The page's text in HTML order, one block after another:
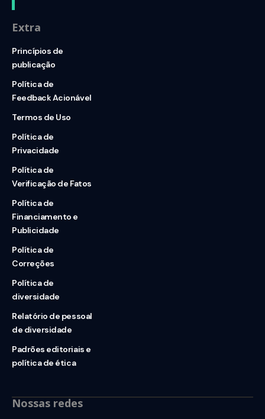
Extra
Princípios de
publicação
Política de
Feedback Acionável
Termos de Uso
Política de
Privacidade
Política de
Verificação de Fatos
Política de
Financiamento e
Publicidade
Política de
Correções
Política de
diversidade
Relatório de pessoal
de diversidade
Padrões editoriais e
política de ética
Nossas redes